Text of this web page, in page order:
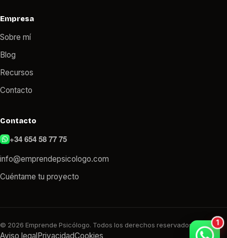
Empresa
Sobre mí
Blog
Recursos
Contacto
Contacto
+34 654 58 77 75
info@emprendepsicologo.com
Cuéntame tu proyecto
© 2026 Emprende Psicólogo. Todos los derechos reservados.
Aviso legalPrivacidadCookies